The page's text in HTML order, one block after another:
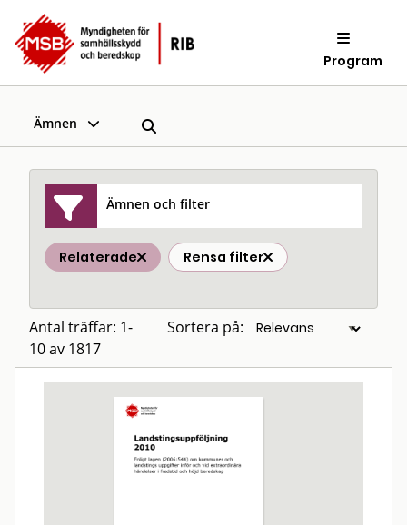
Program
Ämnen
Ämnen och filter
Relaterade Rensa filter
Antal träffar: 1-
10 av 1817
Sortera på: